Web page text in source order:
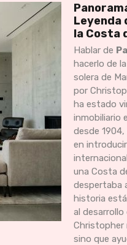
Leyenda
la Costa
Hablar de
hacerlo de
solera de
por
ha estado
inmobiliario
desde
en
una Costa
despertaba
historia
al desarrollo
Christopher
sino que